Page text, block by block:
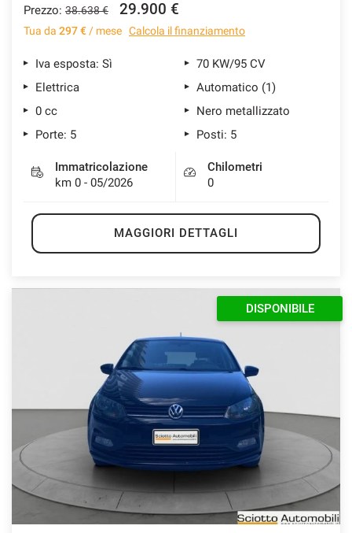
Prezzo: 38.638 € 29.900 €
Tua da 297 €/ mese Calcola il finanziamento
Iva esposta: Sì
70 KW/95 CV
Elettrica
Automatico (1)
0 cc
Nero metallizzato
Porte: 5
Posti: 5
Immatricolazione
km 0 - 05/2026
Chilometri
0
MAGGIORI DETTAGLI
DISPONIBILE